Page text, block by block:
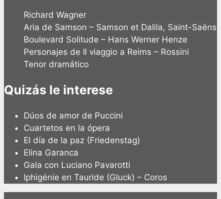
Richard Wagner
Aria de Samson – Samson et Dalila, Saint-Saëns
Boulevard Solitude – Hans Werner Henze
Personajes de Il viaggio a Reims – Rossini
Tenor dramático
Quizás le interese
Dúos de amor de Puccini
Cuartetos en la ópera
El día de la paz (Friedenstag)
Elina Garanca
Gala con Luciano Pavarotti
Iphigénie en Tauride (Gluck) – Coros